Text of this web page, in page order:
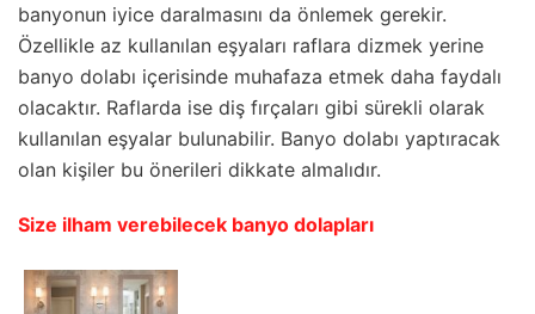
banyonun iyice daralmasını da önlemek gerekir.
Özellikle az kullanılan eşyaları raflara dizmek yerine
banyo dolabı içerisinde muhafaza etmek daha faydalı
olacaktır. Raflarda ise diş fırçaları gibi sürekli olarak
kullanılan eşyalar bulunabilir. Banyo dolabı yaptıracak
olan kişiler bu önerileri dikkate almalıdır.
Size ilham verebilecek banyo dolapları